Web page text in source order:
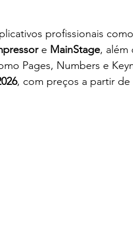
profissionais como
e MainStage, além
Pages, Numbers e
, com preços a partir de